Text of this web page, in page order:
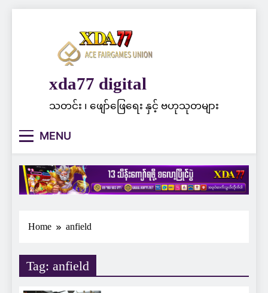
xda77 digital
သတင်း ၊ ဖျော်ဖြေရေး နှင့် ဗဟုသုတများ
MENU
Home anfield
Tag: anfield